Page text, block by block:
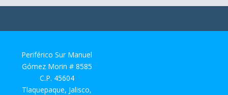
Periférico Sur Manuel
Gómez Morin # 8585
C.P. 45604
Tlaquepaque, Jalisco,